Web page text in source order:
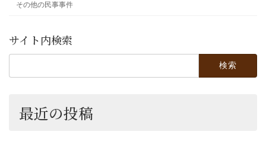
その他の民事事件
サイト内検索
索:
最近の投稿